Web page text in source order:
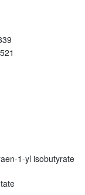
1-yl isobutyrate